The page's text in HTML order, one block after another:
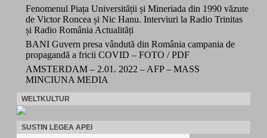
Fenomenul Piața Universității și Mineriada din 1990 văzute
de Victor Roncea și Nic Hanu. Interviuri la Radio Trinitas
și Radio România Actualități
BANI Guvern presa vândută din România campania de
propagandă a fricii COVID – FOTO / PDF
AMSTERDAM – 2.01. 2022 – AFP – MASS
MINCIUNA MEDIA
WELTKULTUR
SUSTIN LEGEA APEI